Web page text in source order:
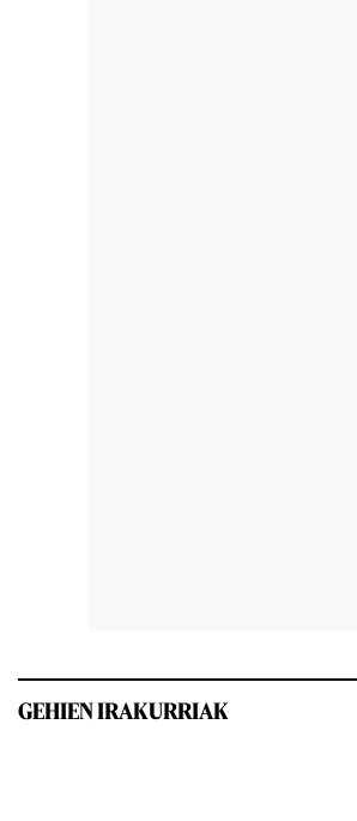
GEHIEN IRAKURRIAK